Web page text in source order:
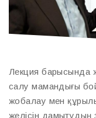
Лекция барысында
салу мамандығы
жобалау мен
желісін дамытудың